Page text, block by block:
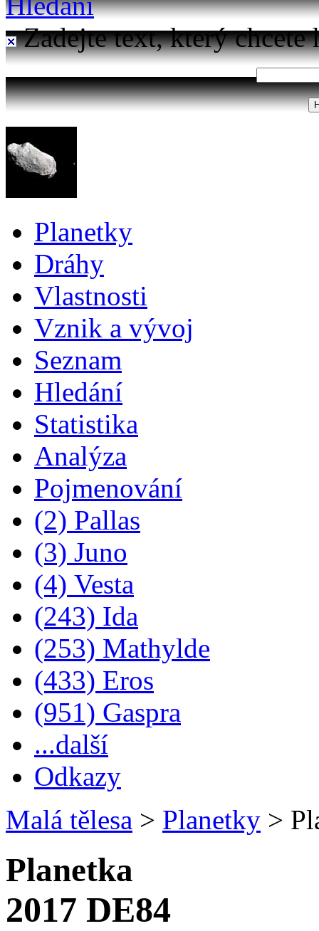
Zadejte text, který chcete
Planetky
Dráhy
Vlastnosti
Vznik a vývoj
Seznam
Hledání
Statistika
Analýza
Pojmenování
(2) Pallas
(3) Juno
(4) Vesta
(243) Ida
(253) Mathylde
(433) Eros
(951) Gaspra
...další
Odkazy
Malá tělesa > Planetky >
Planetka
2017 DE84